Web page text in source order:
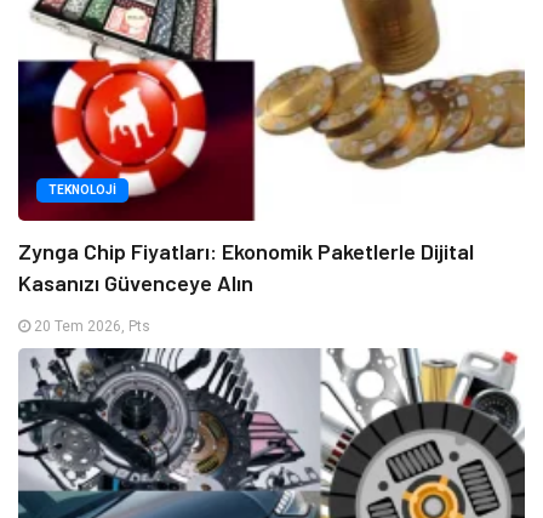
TEKNOLOJI
Zynga Chip Fiyatları: Ekonomik Paketlerle Dijital
Kasanızı Güvenceye Alın
20 Tem 2026, Pts